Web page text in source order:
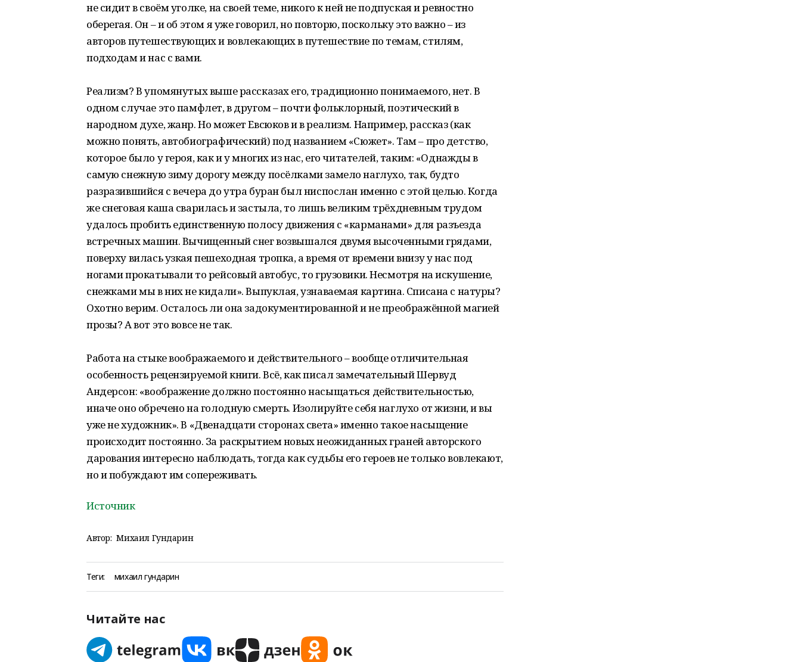
не сидит в своём уголке, на своей теме, никого к ней не подпуская и ревностно
оберегая. Он – и об этом я уже говорил, но повторю, поскольку это важно – из
авторов путешествующих и вовлекающих в путешествие по темам, стилям,
подходам и нас с вами.
Реализм? В упомянутых выше рассказах его, традиционно понимаемого, нет. В
одном случае это памфлет, в другом – почти фольклорный, поэтический в
народном духе, жанр. Но может Евсюков и в реализм. Например, рассказ (как
можно понять, автобиографический) под названием «Сюжет». Там – про детство,
которое было у героя, как и у многих из нас, его читателей, таким: «Однажды в
самую снежную зиму дорогу между посёлками замело наглухо, так, будто
разразившийся с вечера до утра буран был ниспослан именно с этой целью. Когда
же снеговая каша сварилась и застыла, то лишь великим трёхдневным трудом
удалось пробить единственную полосу движения с «карманами» для разъезда
встречных машин. Вычищенный снег возвышался двумя высоченными грядами,
поверху вилась узкая пешеходная тропка, а время от времени внизу у нас под
ногами прокатывали то рейсовый автобус, то грузовики. Несмотря на искушение,
снежками мы в них не кидали». Выпуклая, узнаваемая картина. Списана с натуры?
Охотно верим. Осталось ли она задокументированной и не преображённой магией
прозы? А вот это вовсе не так.
Работа на стыке воображаемого и действительного – вообще отличительная
особенность рецензируемой книги. Всё, как писал замечательный Шервуд
Андерсон: «воображение должно постоянно насыщаться действительностью,
иначе оно обречено на голодную смерть. Изолируйте себя наглухо от жизни, и вы
уже не художник». В «Двенадцати сторонах света» именно такое насыщение
происходит постоянно. За раскрытием новых неожиданных граней авторского
дарования интересно наблюдать, тогда как судьбы его героев не только вовлекают,
но и побуждают им сопереживать.
Источник
Автор: Михаил Гундарин
Теги: михаил гундарин
Читайте нас